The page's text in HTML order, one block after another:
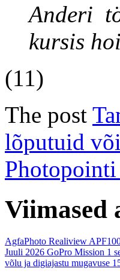
Anderi
kursis
(11)
The post
lõputuid
Photopointi
AgfaPhoto Realiview
Juuli 2026 GoPro Mission 1
võlu ja digiajastu mugavuse